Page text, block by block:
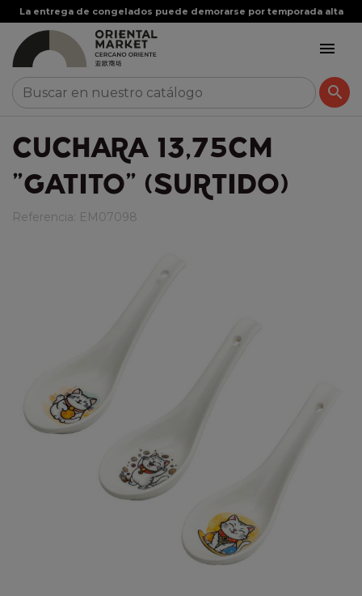
La entrega de congelados puede demorarse por temporada alta


CUCHARA 13,75CM
"GATITO" (SURTIDO)
Referencia: EM07098